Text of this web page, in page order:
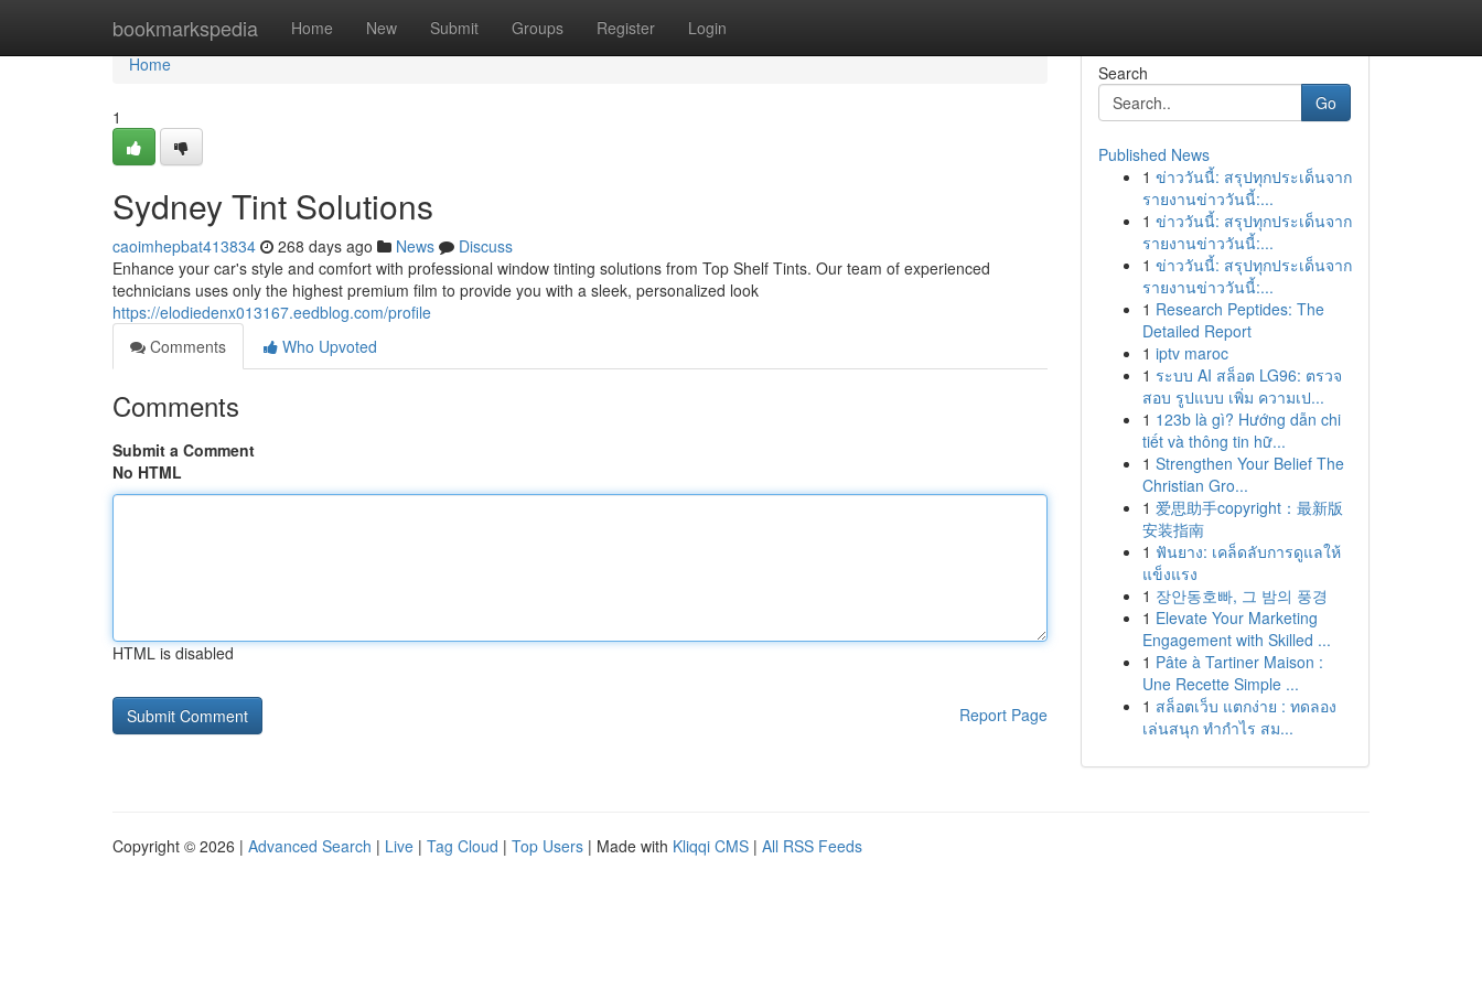
bookmarkspedia Home New Submit Groups Register Login
Home
Home
1
Sydney Tint Solutions
caoimhepbat413834 268 days ago News
Discuss
Enhance your car's style and comfort with professional window tinting solutions from Top Shelf Tints. Our team of experienced
technicians uses only the highest premium film to provide you with a sleek, personalized look
https://elodiedenx013167.eedblog.com/profile
Comments
Who Upvoted
Comments
Submit a Comment
No HTML
HTML is disabled
Report Page
Search
Go
Published News
1 ข่าววันนี้: สรุปทุกประเด็นจาก
รายงานข่าววันนี้:...
1 ข่าววันนี้: สรุปทุกประเด็นจาก
รายงานข่าววันนี้:...
1 ข่าววันนี้: สรุปทุกประเด็นจาก
รายงานข่าววันนี้:...
1 Research Peptides: The
Detailed Report
1 iptv maroc
1 ระบบ AI สล็อต LG96: ตรวจ
สอบ รูปแบบ เพิ่ม ความเป...
1 123b là gì? Hướng dẫn chi
tiết và thông tin hữ...
1 Strengthen Your Belief The
Christian Gro...
1 爱思助手copyright：最新版
安装指南
1 ฟันยาง: เคล็ดลับการดูแลให้
แข็งแรง
1 장안동호빠, 그 밤의 풍경
1 Elevate Your Marketing
Engagement with Skilled ...
1 Pâte à Tartiner Maison :
Une Recette Simple ...
1 สล็อตเว็บ แตกง่าย : ทดลอง
เล่นสนุก ทำกำไร สม...
Copyright © 2026 | Advanced Search | Live | Tag Cloud | Top Users | Made with Kliqqi CMS | All RSS Feeds